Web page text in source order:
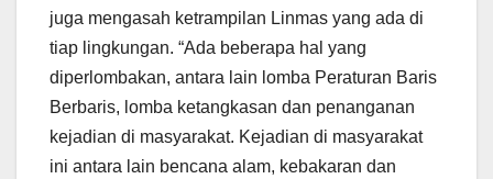
juga mengasah ketrampilan Linmas yang ada di
tiap lingkungan. “Ada beberapa hal yang
diperlombakan, antara lain lomba Peraturan Baris
Berbaris, lomba ketangkasan dan penanganan
kejadian di masyarakat. Kejadian di masyarakat
ini antara lain bencana alam, kebakaran dan